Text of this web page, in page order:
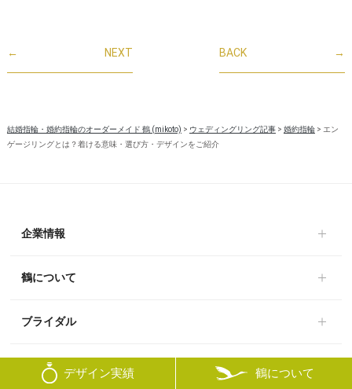
デザイン実績 鶴について
← NEXT →
BACK
結婚指輪・婚約指輪のオーダーメイド 鶴 (mikoto) > ウェディングリング記事> 婚約指輪> エン
ゲージリングとは？着ける意味・選び方・デザインをご紹介
企業情報
鶴について
ブライダル
オーダーメイド